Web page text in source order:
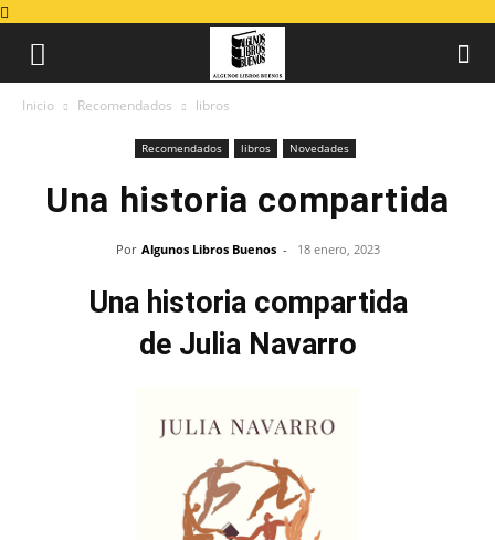
Inicio Recomendados libros
Recomendados libros Novedades
Una historia compartida
Por Algunos Libros Buenos - 18 enero, 2023
Una historia compartida
de Julia Navarro